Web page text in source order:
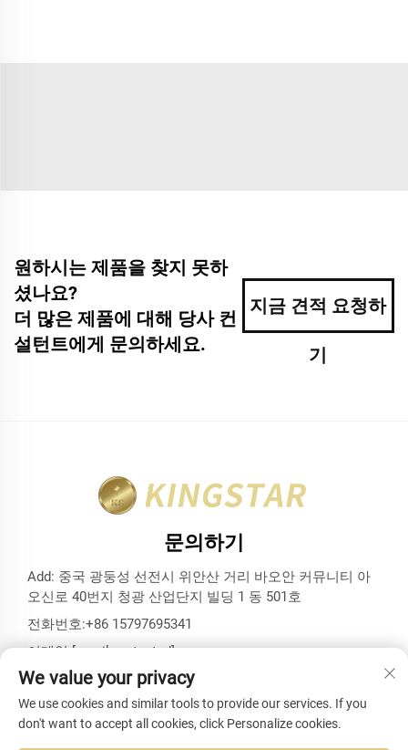
원하시는 제품을 찾지 못하
셨나요?
더 많은 제품에 대해 당사 컨
설턴트에게 문의하세요.
지금 견적 요청하
기
문의하기
Add: 중국 광둥성 선전시 위안산 거리 바오안 커뮤니티 아
오신로 40번지 청광 산업단지 빌딩 1 동 501호
전화번호:+86 15797695341
이메일:[email protected]
저작권 © 선전 킹스타 백스 앤드 케이스 유한회사. 모든 권리 보
유 -개인정보 보호정책-블로그
We value your privacy
We use cookies and similar tools to provide our services. If you
don't want to accept all cookies, click Personalize cookies.